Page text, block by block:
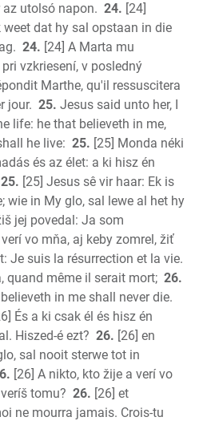
utolsó napon. 24. [24]
dat hy sal opstaan in die
24. [24] A Marta mu
vzkriesení, v posledný
Marthe, qu'il ressuscitera
jour. 25. Jesus said unto her, I
life: he that believeth in me,
he live: 25. [25] Monda néki
és az élet: a ki hisz én
25. [25] Jesus sê vir haar: Ek is
wie in My glo, sal lewe al het hy
jej povedal: Ja som
vo mňa, aj keby zomrel, žiť
Je suis la résurrection et la vie.
quand même il serait mort; 26.
in me shall never die.
És a ki csak él és hisz én
Hiszed-é ezt? 26. [26] en
sal nooit sterwe tot in
[26] A nikto, kto žije a verí vo
tomu? 26. [26] et
ne mourra jamais. Crois-tu